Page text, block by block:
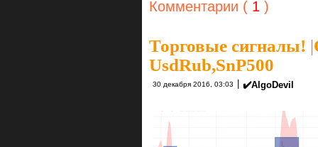
Комментарии ( 1 )
Торговые сигналы! |
UsdRub,SnP500
30 декабря 2016, 03:03 ✔️AlgoDevil